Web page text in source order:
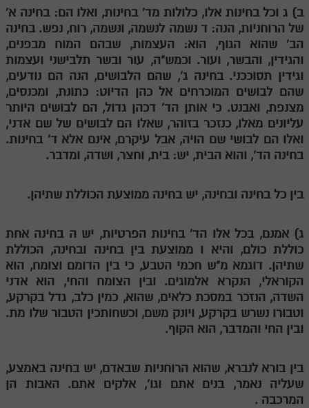
הזמן סט תע"ס
הזמן סט תלמוד עשר הספירות
ספרים להורדה
מנוע חיפוש בספרים
תלמוד עשר הספירות בעיון
תלמוד עשר הספירות חלק א
תע"ס חלק ג' עיון
תלמוד עשר הספירות חלק ה
תלמוד עשר הספירות חלק ו
תלמוד עשר הספירות חלק ז
תלמוד עשר הספירות חלק ח
תלמוד עשר הספירות חלק י
תלמוד עשר הספירות חלק יא
ב) גוכל בחינות אלו, כלולות מד' בחינות, ואלו הם: בחינה א'
של הרוחניות, הנה:ד נשמה לנשמה, ונשמה, רוח, נפש. בחינה
הב' שהוא הגוף, הוא: העצמות, שבהם המוח מבפנים,
והגידין, והבשר, ועור. וכמש"ה, עור ובשר תלבישני ועצמות
וגידין תסוככני. בחינה ג', שהם הלבושים, הנה הם נודעים,
שהם לבושים המוכרחים אל כהן הדיוט: כתונת, ומכנסים,
מצנפת, ואבנט. כי אותן הד' דכהן גדול, הם לבושים היותר
עליונים מאלו, כנזכר בזוהר, שאלו הם לבושים של שם אדני,
ואלו הם לבושי שם הויה, אבל עיקרם, אינם אלא ד' בחינות.
בחינה הד', והוא הבית, יש: בית, וחצר, ושדה, ומדבר.
בין כל בחינה ובחינה, יש בחינה ממוצעת הכוללת שתיהן.
ג) אמנם, בכל אלו הד' בחינות הפרטיות, יש ה בחינה אחת
כוללת כולם, והיא ו ממוצעת בין בחינה ובחינה, הכוללת
שתיהן. דוגמא מ"ש חכמי הטבע, כי בין הדומם וצומח, הוא
הקוראלי, הנקרא אלמוגים. ובין הצומח והחי, הוא אדני
השדה, הנזכר במסכת כלאים, שהוא, כמין כלב, גדל בקרקע,
וטבורו נשרש בקרקע, ויונק משם, וכשחותכין הטבור שלו מת.
ובין החי והמדבר, הוא הקוף.
בין בורא לנברא, שהוא הרוחניות שבאדם, יש בחינה באמצע,
שעליה נאמר, בנים אתם וגו', אלקים אתם. האבות הן
המרכבה .